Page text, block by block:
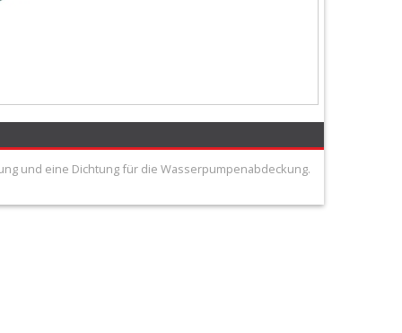
und eine Dichtung für die Wasserpumpenabdeckung.